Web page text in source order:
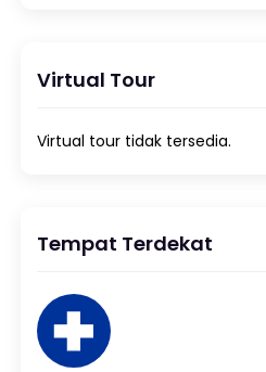
Virtual Tour
Virtual tour tidak tersedia.
Tempat Terdekat